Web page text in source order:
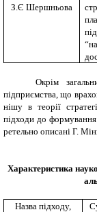
З.Є Шершньова
Окрім
підприємства, що
нішу в теорії
підходи до формування
ретельно описані Г.
Характеристика
Назва підходу,